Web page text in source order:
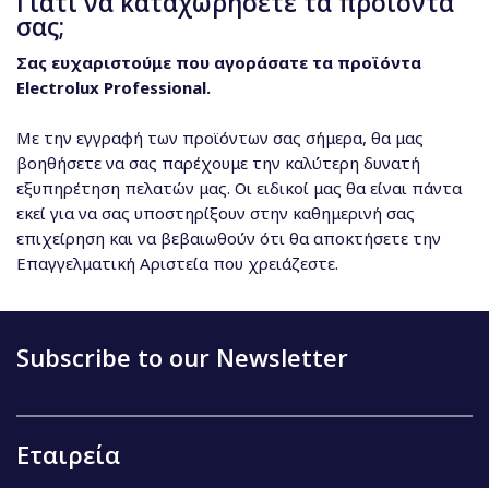
σας;
Σας ευχαριστούμε που αγοράσατε τα προϊόντα
Electrolux Professional.
Με την εγγραφή των προϊόντων σας σήμερα, θα μας
βοηθήσετε να σας παρέχουμε την καλύτερη δυνατή
εξυπηρέτηση πελατών μας. Οι ειδικοί μας θα είναι πάντα
εκεί για να σας υποστηρίξουν στην καθημερινή σας
επιχείρηση και να βεβαιωθούν ότι θα αποκτήσετε την
Επαγγελματική Αριστεία που χρειάζεστε.
Subscribe to our Newsletter
Εταιρεία